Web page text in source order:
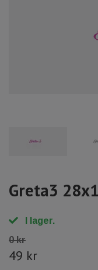
Greta3
I lager.
0 kr
49 kr